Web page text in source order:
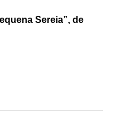
Sereia”, de